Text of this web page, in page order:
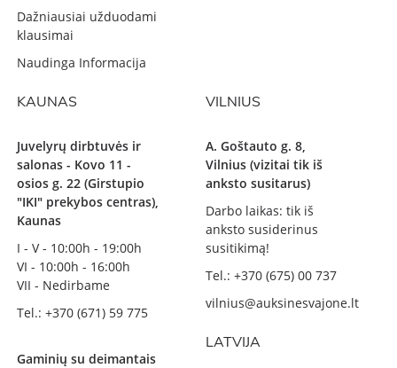
Dažniausiai užduodami
klausimai
Naudinga Informacija
KAUNAS
Juvelyrų dirbtuvės ir
salonas - Kovo 11 -
osios g. 22 (Girstupio
"IKI" prekybos centras),
Kaunas
I - V - 10:00h - 19:00h
VI - 10:00h - 16:00h
VII - Nedirbame
Tel.: +370 (671) 59 775
Gaminių su deimantais
VILNIUS
A. Goštauto g. 8,
Vilnius (vizitai tik iš
anksto susitarus)
Darbo laikas: tik iš
anksto susiderinus
susitikimą!
Tel.: +370 (675) 00 737
vilnius@auksinesvajone.lt
LATVIJA